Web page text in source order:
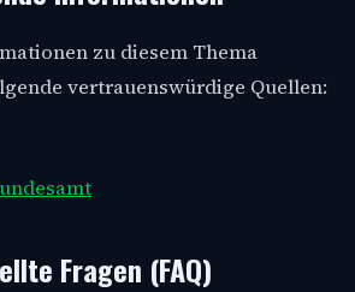
zu diesem Thema
vertrauenswürdige Quellen:
Fragen (FAQ)